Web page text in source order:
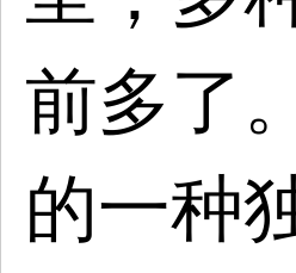
前多了
的一种